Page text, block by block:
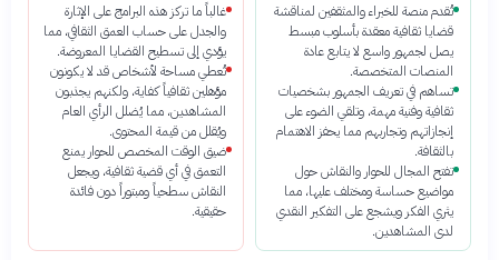
تُقدم منصة للخبراء والمثقفين لمناقشة
قضايا ثقافية معقدة بأسلوب مبسط
يصل لجمهور واسع لا يتابع عادة
المنصات المتخصصة.
تساهم في تعريف الجمهور بشخصيات
ثقافية وفنية مهمة، وتلقي الضوء على
إنجازاتهم وتجاربهم مما يحفز الاهتمام
بالثقافة.
تفتح المجال للحوار والنقاش حول
مواضيع حساسة ومختلف عليها، مما
يثري الفكر ويشجع على التفكير النقدي
لدى المشاهدين.
غالباً ما تركز هذه البرامج على الإثارة
والجدل على حساب العمق الثقافي، مما
يؤدي إلى تسطيح القضايا المعروضة.
تُعطي مساحة لأشخاص قد لا يكونون
مؤهلين ثقافياً كفاية، ولكنهم يجذبون
المشاهدين، مما يُضلل الرأي العام
ويُقلل من قيمة المحتوى.
ضيق الوقت المخصص للحوار يمنع
التعمق في أي قضية ثقافية، ويجعل
النقاش سطحياً ومبتوراً دون فائدة
حقيقية.